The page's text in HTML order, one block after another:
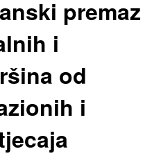
premaz
i
od
i